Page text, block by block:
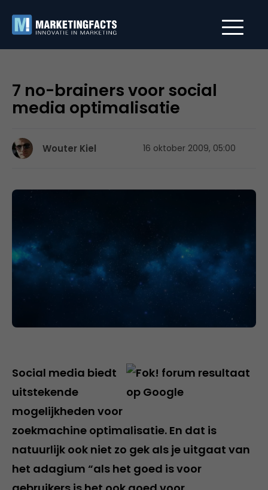
7 no-brainers voor social
media optimalisatie
Wouter Kiel 16 oktober 2009, 05:00
Social media biedt
uitstekende
mogelijkheden voor
zoekmachine optimalisatie. En dat is
natuurlijk ook niet zo gek als je uitgaat van
het adagium “als het goed is voor